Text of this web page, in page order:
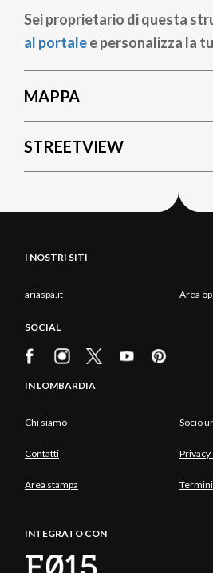
Sei proprietario di questa
al portalee personalizza la
MAPPA
STREETVIEW
I NOSTRI SITI
ariaspa.it Area
SOCIAL
IN LOMBARDIA
Chi siamo Socio
Contatti Privacy
Area stampa
INTEGRATO CON